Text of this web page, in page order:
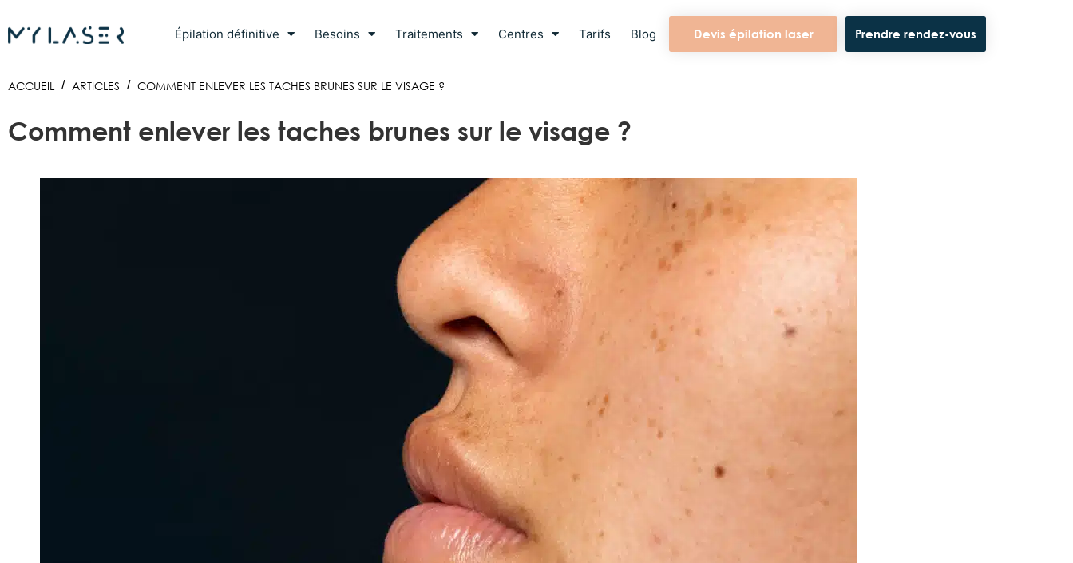
Épilation définitive Besoins Traitements Centres Tarifs Blog Devis épilation laser Prendre rendez-vous
ACCUEIL / ARTICLES / COMMENT ENLEVER LES TACHES BRUNES SUR LE VISAGE ?
Comment enlever les taches brunes sur le visage ?